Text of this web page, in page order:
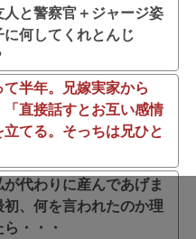
と警察官＋ジャージ姿
何してくれとんじ
半年。兄嫁実家から
「直接話すとお互い感情
てる。そっちは兄ひと
代わりに産んであげま
、何を言われたのか理
・・・